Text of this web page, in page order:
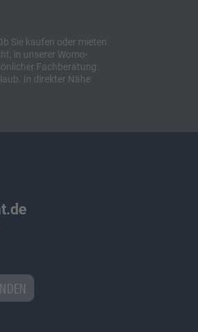
Sie kaufen oder mieten
in unserer Womo-
Fachberatung.
In direkter Nähe